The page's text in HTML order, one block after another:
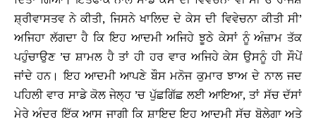
ਸ਼੍ਰੀਵਾਸਤਵ ਨੇ ਕੀਤੀ, ਜਿਸਨੇ ਖਾਲਿਦ ਦੇ ਕੇਸ ਦੀ ਵਿਵੇਚਨਾ ਕੀਤੀ ਸੀ’
ਅਜਿਹਾ ਲੱਗਦਾ ਹੈ ਕਿ ਇਹ ਆਦਮੀ ਅਜਿਹੇ ਝੂਠੇ ਕੇਸਾਂ ਨੂੰ ਅੰਜ਼ਾਮ ਤੱਕ
ਪਹੁੰਚਾਉਣ ’ਚ ਸ਼ਾਮਲ ਹੈ ਤਾਂ ਹੀ ਹਰ ਵਾਰ ਅਜਿਹੇ ਕੇਸ ਉਸਨੂੰ ਹੀ ਸੌਪੇਂ
ਜਾਂਦੇ ਹਨ। ਇਹ ਆਦਮੀ ਆਪਣੇ ਬੌਸ ਮਨੋਜ ਕੁਮਾਰ ਝਾਅ ਦੇ ਨਾਲ ਜਦ
ਪਹਿਲੀ ਵਾਰ ਸਾਡੇ ਕੋਲ ਜੇਲ੍ਹ ’ਚ ਪੁੱਛਗਿੱਛ ਲਈ ਆਇਆ, ਤਾਂ ਸੱਚ ਦੱਸਾਂ
ਮੇਰੇ ਅੰਦਰ ਇੱਕ ਆਸ ਜਾਗੀ ਕਿ ਸ਼ਾਇਦ ਇਹ ਆਦਮੀ ਸੱਚ ਬੋਲੇਗਾ ਅਤੇ